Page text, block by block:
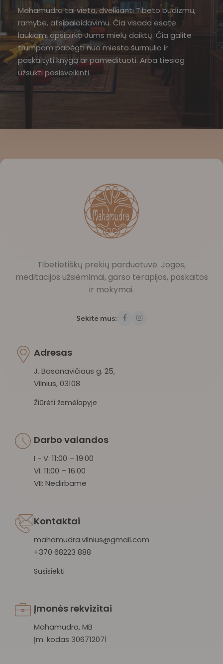
Mahamudra tai vieta, dvelkianti Tibeto budizmu,
ramybe, atsipalaidavimu. Čia visada esate
laukiami apsipirkti Jums mielų daiktų. Čia galite
trumpam pabėgti nuo miesto šurmulio ir
paskaityti knygą ar pamedituoti. Arba tiesiog
užsukti pasisveikinti.
Tibetietiškų prekių parduotuvė. Jogos,
meditacijos užsiėmimai, garso terapijos, paskaitos
ir mokymai.
Sekite mus:
Adresas
J. Basanavičiaus g. 25,
Vilnius, 03108
Žiūrėti žemėlapyje
Darbo valandos
I - V: 11:00 – 19:00
VI: 11:00 – 16:00
VII: Nedirbame
Kontaktai
mahamudra.vilnius@gmail.com
+370 68223 888
Susisiekti
Įmonės rekvizitai
Mahamudra, MB
Įm. kodas 306712071